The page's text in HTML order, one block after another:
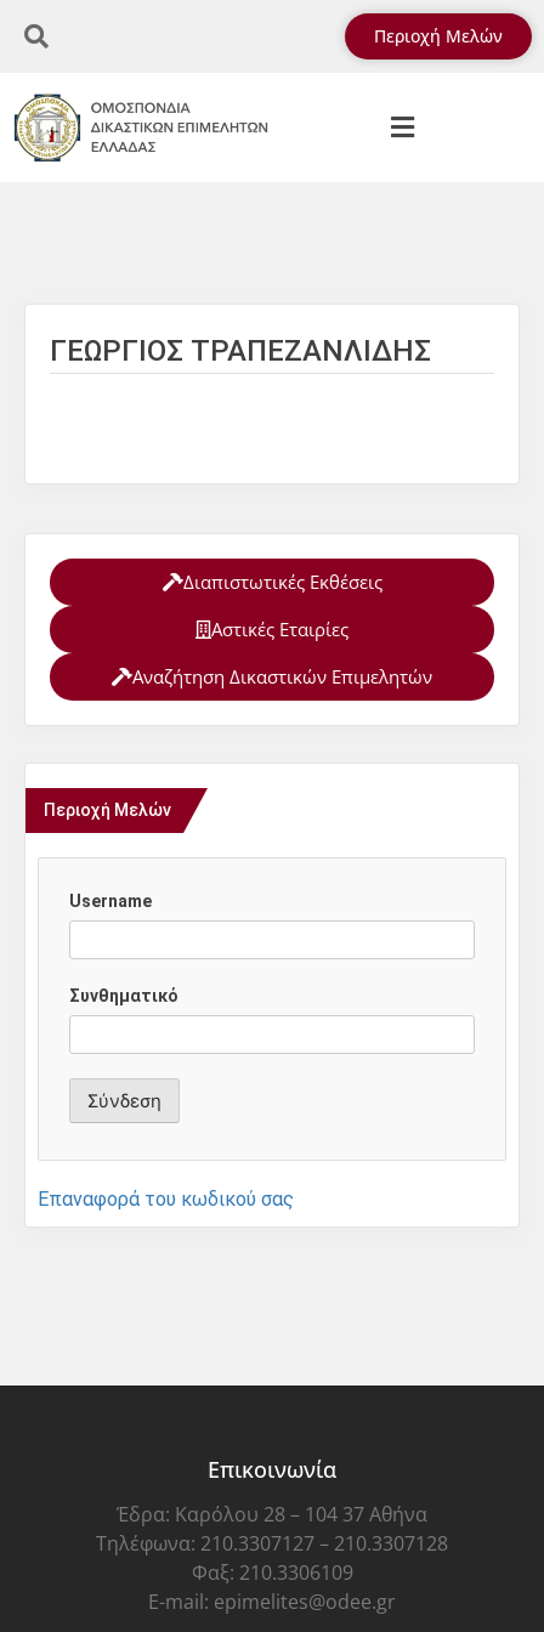
Περιοχή Μελών
ΓΕΩΡΓΙΟΣ ΤΡΑΠΕΖΑΝΛΙΔΗΣ
Διαπιστωτικές Εκθέσεις
Αστικές Εταιρίες
Αναζήτηση Δικαστικών Επιμελητών
Περιοχή Μελών
Username
Συνθηματικό
Επαναφορά του κωδικού σας
Επικοινωνία
Έδρα: Καρόλου 28 – 104 37 Αθήνα
Τηλέφωνα: 210.3307127 – 210.3307128
Φαξ: 210.3306109
E-mail: epimelites@odee.gr